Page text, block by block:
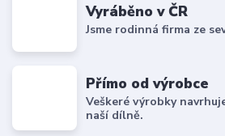
Vyráběno v ČR
Jsme rodinná firma ze
Přímo od výrobce
Veškeré výrobky
naší dílně.